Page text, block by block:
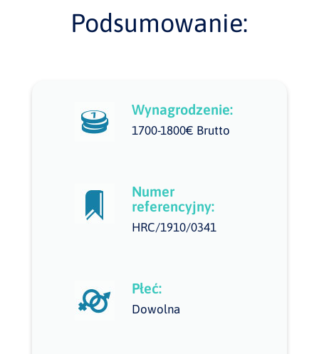
Podsumowanie:
Wynagrodzenie:
1700-1800€ Brutto
Numer
referencyjny:
HRC/1910/0341
Płeć:
Dowolna